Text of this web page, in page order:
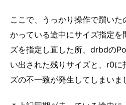
ここで、うっかり操作で躓い
かっている途中にサイズ指定を
ズを指定し直した所、drbdの
い出された残りサイズと、r0に
ズの不一致が発生してしまいま